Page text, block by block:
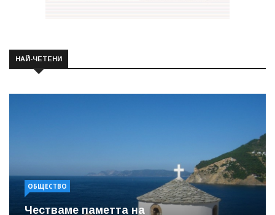
НАЙ-ЧЕТЕНИ
ОБЩЕСТВО
Честваме паметта на